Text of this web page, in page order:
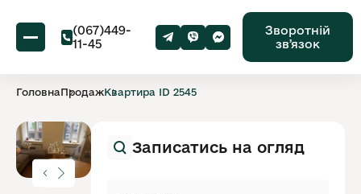
(067)449-
11-45
Зворотній
звʼязок
ГоловнаПродажКвартира ID 2545
Записатись на огляд